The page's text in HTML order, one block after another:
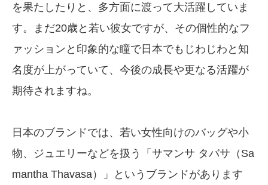
を果たしたりと、多方面に渡って大活躍していま
す。まだ20歳と若い彼女ですが、その個性的なフ
ァッションと印象的な瞳で日本でもじわじわと知
名度が上がっていて、今後の成長や更なる活躍が
期待されますね。
日本のブランドでは、若い女性向けのバッグや小
物、ジュエリーなどを扱う「サマンサ タバサ（Sa
mantha Thavasa）」というブランドがあります